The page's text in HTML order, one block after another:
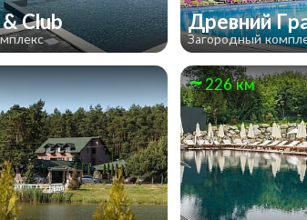
& Club Древний
Загородный
226 км